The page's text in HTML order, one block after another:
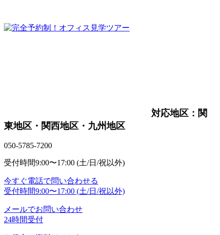
対応地区：関
東地区・関西地区・九州地区
050-5785-7200
受付時間9:00〜17:00 (土/日/祝以外)
今すぐ電話で問い合わせる
受付時間9:00〜17:00 (土/日/祝以外)
メールでお問い合わせ
24時間受付